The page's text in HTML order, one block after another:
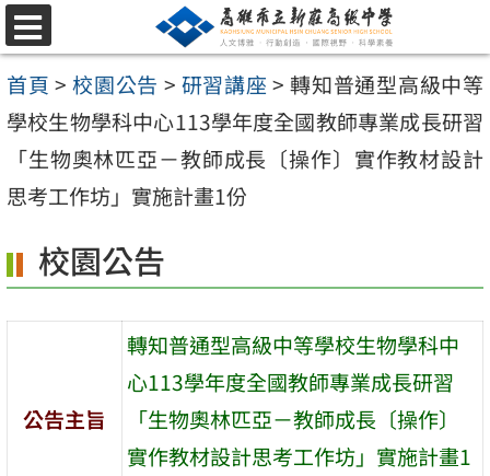
跳
至
主
要
容
選
單
首頁 > 校園公告 > 研習講座 > 轉知普通型高級中等
學校生物學科中心113學年度全國教師專業成長研習
「生物奧林匹亞－教師成長〔操作〕實作教材設計
思考工作坊」實施計畫1份
校園公告
公告主旨
轉知普通型高級中等學校生物學科中
心113學年度全國教師專業成長研習
「生物奧林匹亞－教師成長〔操作〕
實作教材設計思考工作坊」實施計畫1